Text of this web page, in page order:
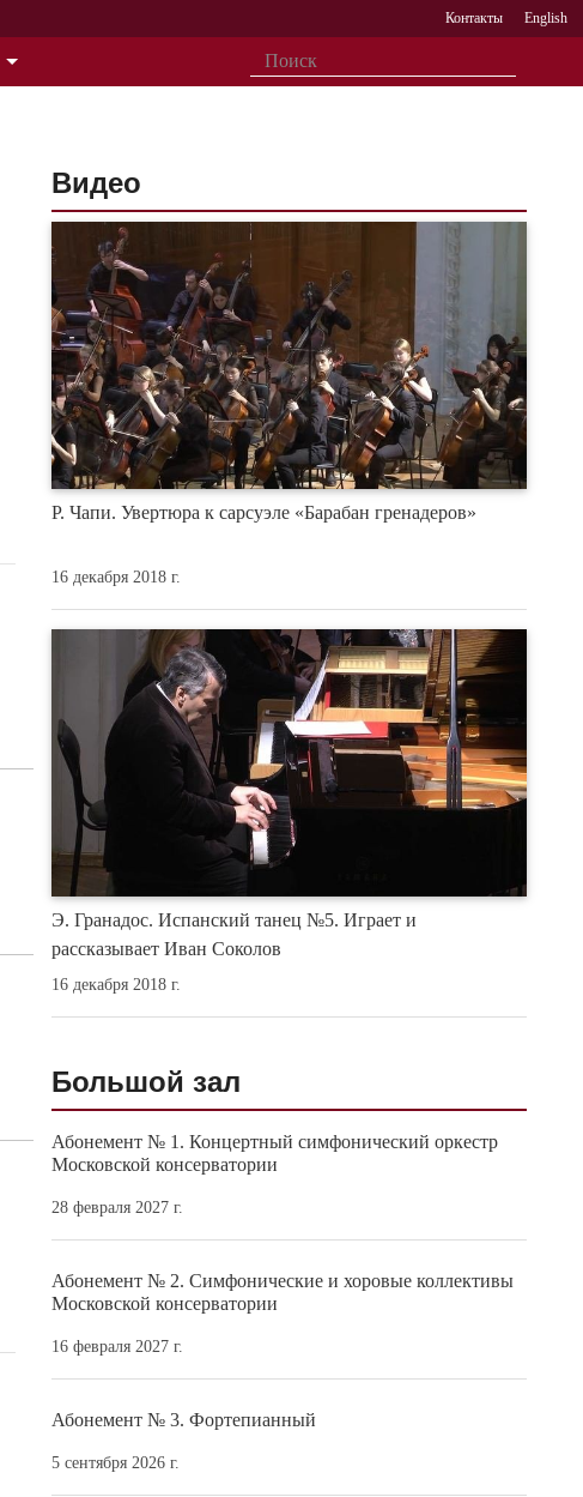
Контакты English
Видео
Р. Чапи. Увертюра к сарсуэле «Барабан гренадеров»
16 декабря 2018 г.
Э. Гранадос. Испанский танец №5. Играет и
рассказывает Иван Соколов
16 декабря 2018 г.
Большой зал
Абонемент № 1. Концертный симфонический оркестр
Московской консерватории
28 февраля 2027 г.
Абонемент № 2. Симфонические и хоровые коллективы
Московской консерватории
16 февраля 2027 г.
Абонемент № 3. Фортепианный
5 сентября 2026 г.